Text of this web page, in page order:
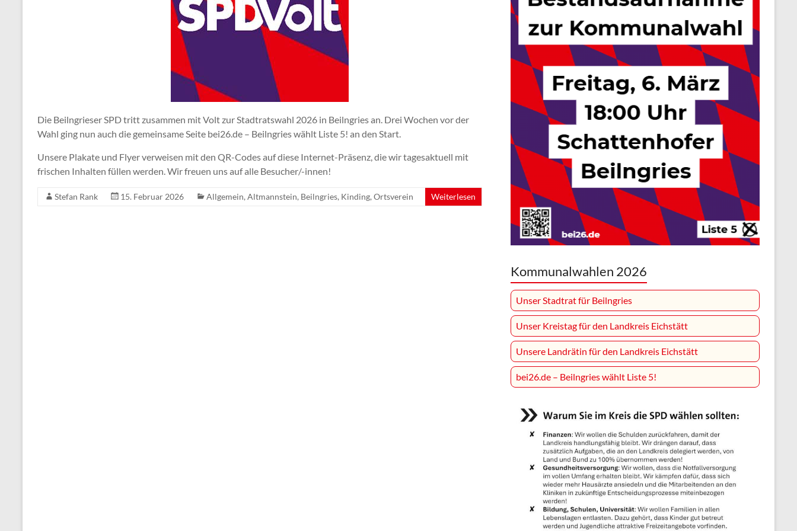
Die Beilngrieser SPD tritt zusammen mit Volt zur Stadtratswahl 2026 in Beilngries an. Drei Wochen vor der
Wahl ging nun auch die gemeinsame Seite bei26.de – Beilngries wählt Liste 5! an den Start.
Unsere Plakate und Flyer verweisen mit den QR-Codes auf diese Internet-Präsenz, die wir tagesaktuell mit
frischen Inhalten füllen werden. Wir freuen uns auf alle Besucher/-innen!
Stefan Rank 15. Februar 2026 Allgemein, Altmannstein, Beilngries, Kinding, Ortsverein Weiterlesen
Kommunalwahlen 2026
Unser Stadtrat für Beilngries
Unser Kreistag für den Landkreis Eichstätt
Unsere Landrätin für den Landkreis Eichstätt
bei26.de – Beilngries wählt Liste 5!